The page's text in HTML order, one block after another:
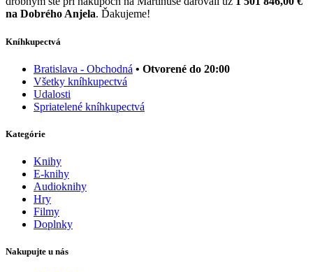
na Dobrého Anjela. Ďakujeme!
Kníhkupectvá
Bratislava - Obchodná • Otvorené do 20:00
Všetky kníhkupectvá
Udalosti
Spriatelené kníhkupectvá
Kategórie
Knihy
E-knihy
Audioknihy
Hry
Filmy
Doplnky
Nakupujte u nás